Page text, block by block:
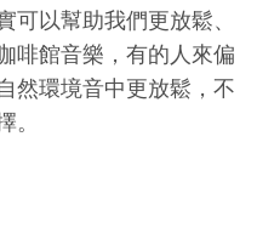
可以幫助我們更放鬆、
啡館音樂，有的人來偏
然環境音中更放鬆，不
。